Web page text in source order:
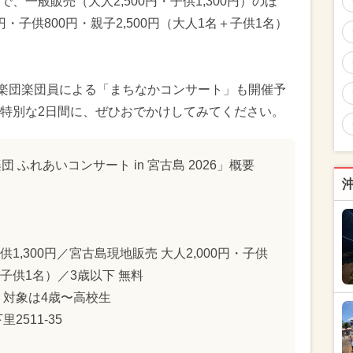
子供800円・親子2,500円（大人1名＋子供1名）
団楽団員による「まちなかコンサート」も開催予
別な2日間に、ぜひおでかけしてみてください。
ふれあいコンサート in 宮古島 2026」概要
1,300円／宮古島現地販売 大人2,000円・子供
供1名）／3歳以下 無料
象は4歳〜高校生
2511-35